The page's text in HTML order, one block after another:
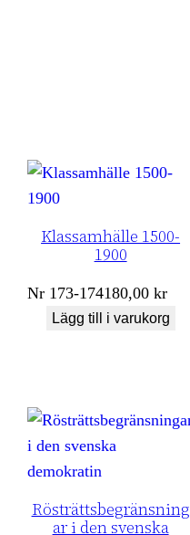
Klassamhälle 1500-
1900
Nr 173-174180,00kr
Lägg till i varukorg
Rösträttsbegränsning
ar i den svenska